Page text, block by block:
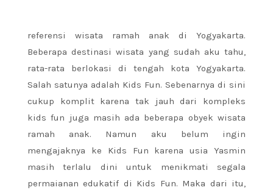
referensi wisata ramah anak di Yogyakarta.
Beberapa destinasi wisata yang sudah aku tahu,
rata-rata berlokasi di tengah kota Yogyakarta.
Salah satunya adalah Kids Fun. Sebenarnya di sini
cukup komplit karena tak jauh dari kompleks
kids fun juga masih ada beberapa obyek wisata
ramah anak. Namun aku belum ingin
mengajaknya ke Kids Fun karena usia Yasmin
masih terlalu dini untuk menikmati segala
permaianan edukatif di Kids Fun. Maka dari itu,